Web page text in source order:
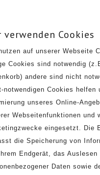
werden angezeigt
Couchtische
Kontakt
Telefon 033231 627 04
PROFESSIONALS
verwenden Cookies
auf unserer Webseite
Cookies sind notwendig
andere sind nicht
notwendigen Cookies helfen
unseres Online-
Webseitenfunktionen und
eingesetzt. Die
die Speicherung von
Endgerät, das Auslesen
Daten sowie